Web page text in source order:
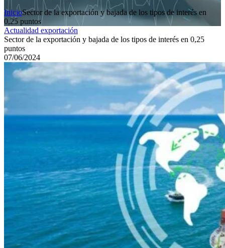
InicioSector de la exportación y bajada de los tipos de interés en
0,25 puntos
Actualidad exportación
Sector de la exportación y bajada de los tipos de interés en 0,25
puntos
07/06/2024